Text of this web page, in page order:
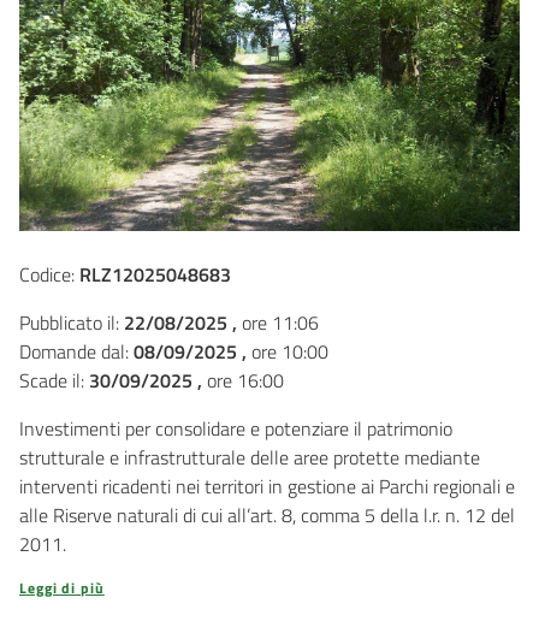
Codice: RLZ12025048683
Pubblicato il: 22/08/2025 , ore 11:06
Domande dal:08/09/2025 , ore 10:00
Scade il: 30/09/2025 , ore 16:00
Investimenti per consolidare e potenziare il patrimonio
strutturale e infrastrutturale delle aree protette mediante
interventi ricadenti nei territori in gestione ai Parchi regionali e
alle Riserve naturali di cui all’art. 8, comma 5 della l.r. n. 12 del
2011.
Leggi di più